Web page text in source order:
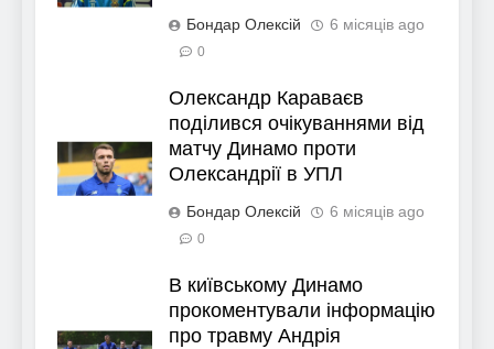
Бондар Олексій 6 місяців ago
0
Олександр Караваєв
поділився очікуваннями від
матчу Динамо проти
Олександрії в УПЛ
Бондар Олексій 6 місяців ago
0
В київському Динамо
прокоментували інформацію
про травму Андрія